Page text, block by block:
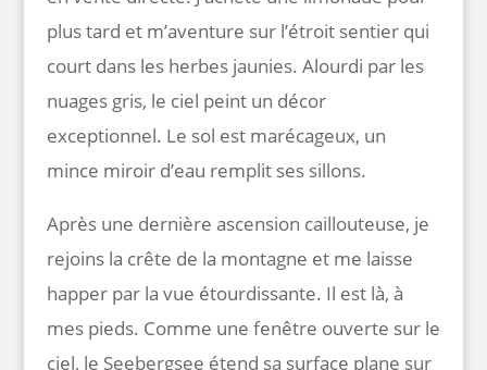
plus tard et m’aventure sur l’étroit sentier qui
court dans les herbes jaunies. Alourdi par les
nuages gris, le ciel peint un décor
exceptionnel. Le sol est marécageux, un
mince miroir d’eau remplit ses sillons.
Après une dernière ascension caillouteuse, je
rejoins la crête de la montagne et me laisse
happer par la vue étourdissante. Il est là, à
mes pieds. Comme une fenêtre ouverte sur le
ciel, le Seebergsee étend sa surface plane sur